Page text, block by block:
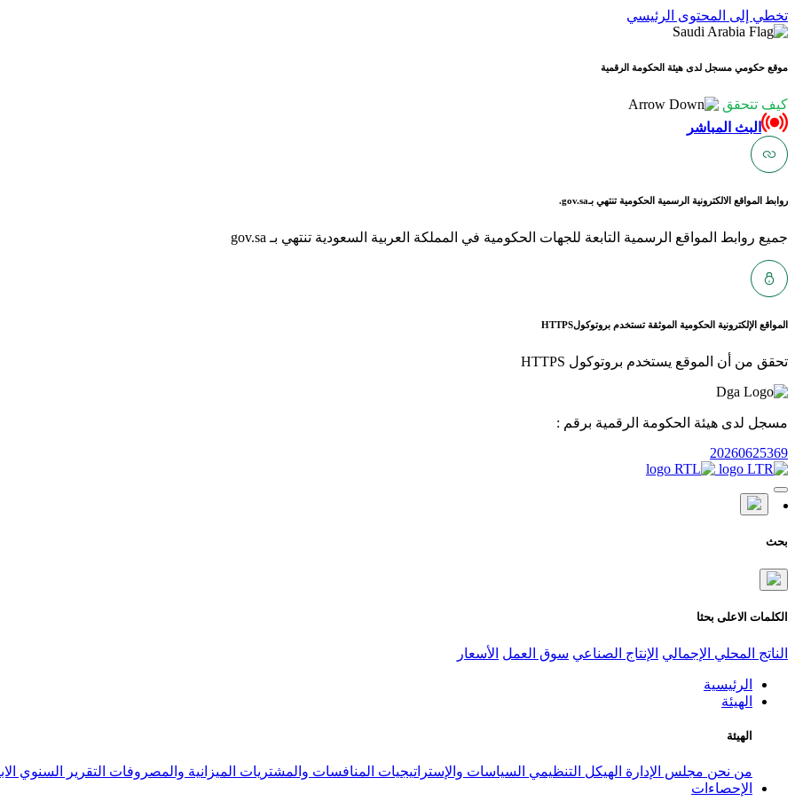
تخطي إلى المحتوى الرئيسي
موقع حكومي مسجل لدى هيئة الحكومة الرقمية
كيف تتحقق
البث المباشر
روابط المواقع الالكترونية الرسمية الحكومية تنتهي بـgov.sa.
جميع روابط المواقع الرسمية التابعة للجهات الحكومية في المملكة العربية السعودية تنتهي بـ gov.sa
المواقع الإلكترونية الحكومية الموثقة تستخدم بروتوكولHTTPS
تحقق من أن الموقع يستخدم بروتوكول HTTPS
مسجل لدى هيئة الحكومة الرقمية برقم :
20260625369
بحث
الكلمات الاعلى بحثا
الناتج المحلي الإجمالي الإنتاج الصناعي سوق العمل الأسعار
الرئيسية
الهيئة
الهيئة
من نحن مجلس الإدارة الهيكل التنظيمي السياسات والإستراتيجيات المنافسات والمشتريات الميزانية والمصروفات التقرير السنوي
الإحصاءات